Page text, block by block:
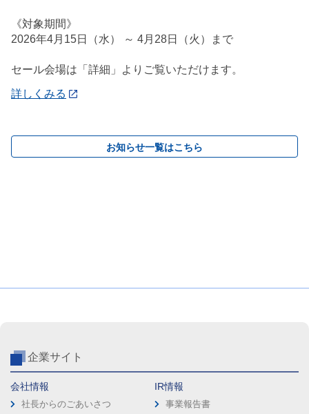
《対象期間》
2026年4月15日（水） ～ 4月28日（火）まで
セール会場は「詳細」よりご覧いただけます。
詳しくみる
お知らせ一覧はこちら
企業サイト
会社情報
社長からのごあいさつ
IR情報
事業報告書